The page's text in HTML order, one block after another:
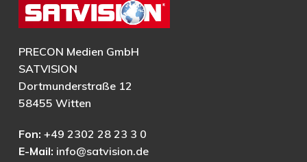
PRECON Medien GmbH
SATVISION
Dortmunderstraße 12
58455 Witten
Fon: +49 2302 28 23 3 0
E-Mail: info@satvision.de